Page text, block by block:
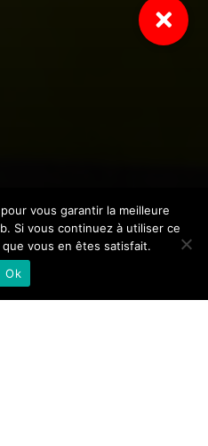
vous garantir la meilleure
Si vous continuez à utiliser ce
vous en êtes satisfait.
Ok